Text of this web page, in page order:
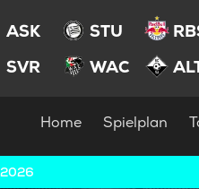
ASK STU
SVR
WAC
Home Spielplan
2026